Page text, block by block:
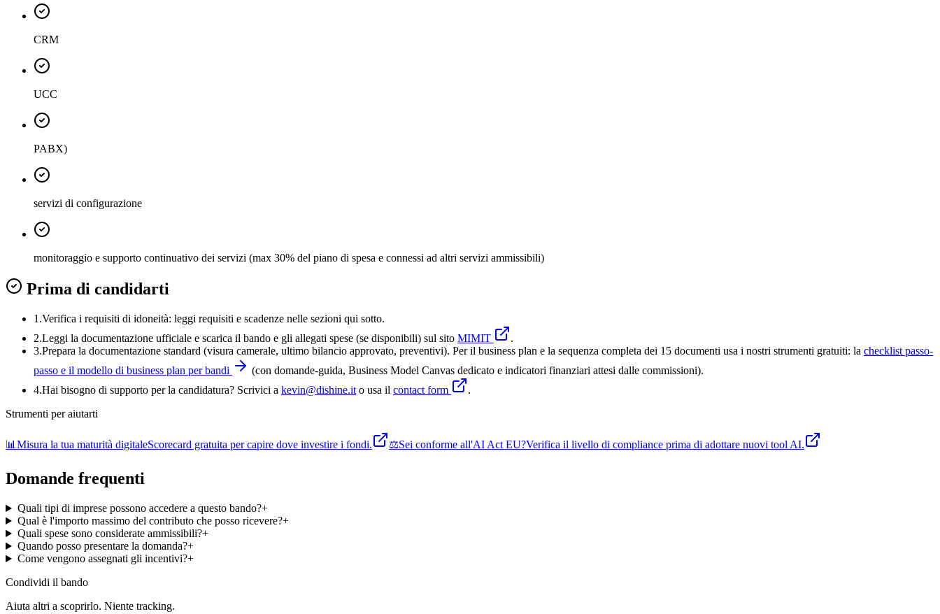
CRM
UCC
PABX)
servizi di configurazione
monitoraggio e supporto continuativo dei servizi (max 30% del piano di spesa e connessi ad altri servizi ammissibili)
Prima di candidarti
1.Verifica i requisiti di idoneità: leggi requisiti e scadenze nelle sezioni qui sotto.
2.Leggi la documentazione ufficiale e scarica il bando e gli allegati spese (se disponibili) sul sito MIMIT
.
3.Prepara la documentazione standard (visura camerale, ultimo bilancio approvato, preventivi). Per il business plan e la sequenza completa dei 15 documenti usa i nostri strumenti gratuiti: la checklist passo-
passo e il modello di business plan per bandi
(con domande-guida, Business Model Canvas dedicato e indicatori finanziari attesi dalle commissioni).
4.Hai bisogno di supporto per la candidatura? Scrivici a kevin@dishine.it o usa il contact form
.
Strumenti per aiutarti
📊 Misura la tua maturità digitaleScorecard gratuita per capire dove investire i fondi. ⚖️Sei conforme all'AI Act EU?Verifica il livello di compliance prima di adottare nuovi tool AI.
Domande frequenti
Quali tipi di imprese possono accedere a questo bando?+
Qual è l'importo massimo del contributo che posso ricevere?+
Quali spese sono considerate ammissibili?+
Quando posso presentare la domanda?+
Come vengono assegnati gli incentivi?+
Condividi il bando
Aiuta altri a scoprirlo. Niente tracking.